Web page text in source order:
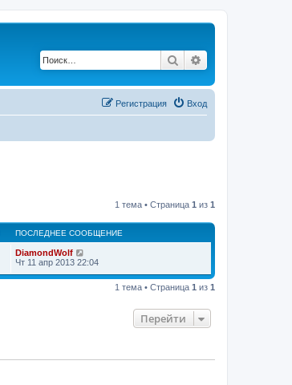
Поиск
Вход
Регистрация
1 тема • Страница 1 из 1
ПОСЛЕДНЕЕ СООБЩЕНИЕ
DiamondWolf
Чт 11 апр 2013 22:04
1 тема • Страница 1 из 1
Перейти